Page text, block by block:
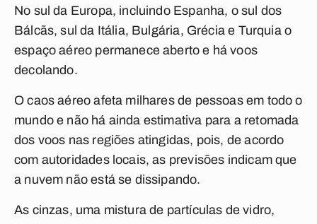
No sul da Europa, incluindo Espanha, o sul dos
Bálcãs, sul da Itália, Bulgária, Grécia e Turquia o
espaço aéreo permanece aberto e há voos
decolando.
O caos aéreo afeta milhares de pessoas em todo o
mundo e não há ainda estimativa para a retomada
dos voos nas regiões atingidas, pois, de acordo
com autoridades locais, as previsões indicam que
a nuvem não está se dissipando.
As cinzas, uma mistura de partículas de vidro,